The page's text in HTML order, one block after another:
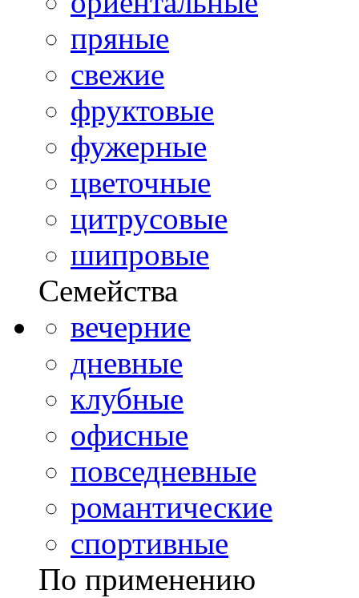
пряные
свежие
фруктовые
фужерные
цветочные
цитрусовые
шипровые
Семейства
вечерние
дневные
клубные
офисные
повседневные
романтические
спортивные
По применению